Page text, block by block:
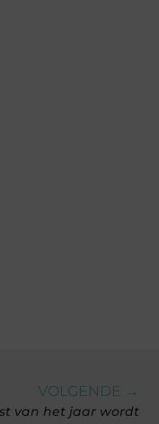
VOLGENDE →
van het jaar wordt